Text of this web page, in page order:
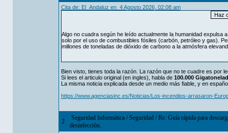
Cita de: El_Andaluz en 4 Agosto 2026, 02:08 am
Algo no cuadra según he leído actualmente la humanidad expulsa
solo por el uso de combustibles fósiles (carbón, petróleo y gas).
millones de toneladas de dióxido de carbono a la atmósfera
Bien visto, tienes toda la razón. La razón que no te cuadre es por
Si lees el articulo original (en ingles), habla de 100.000
La misma noticia explicada desde un medio más fiable, y en
https://www.agenciasinc.es/Noticias/Los-incendios-arrasaron-
2 Seguridad Informática/Seguridad/Re: Guía rápida para
desinfección.